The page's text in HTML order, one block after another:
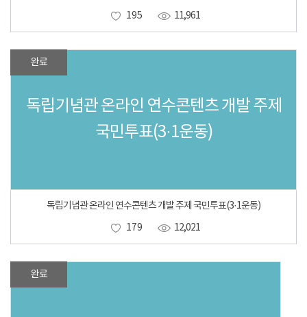
195
11,961
완료
독립기념관 온라인 연수콘텐츠 개발 주제
국민투표(3·1운동)
독립기념관 온라인 연수콘텐츠 개발 주제 국민투표(3·1운동)
179
12,021
완료